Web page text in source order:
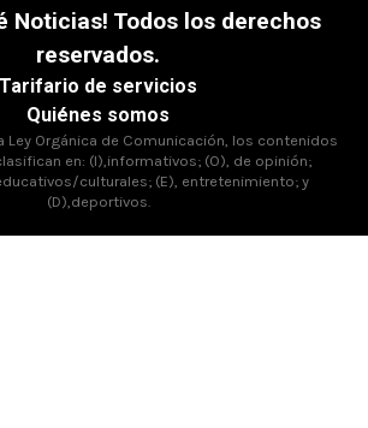
Noticias! Todos los derechos
reservados.
Tarifario de servicios
Quiénes somos
Ley Orgánica de Comunicación, los contenidos
en: (I),informativos; (O), de opinión;
culturales; (E), entretenimiento; y
(D),deportivos.